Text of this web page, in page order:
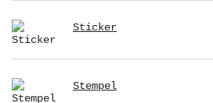
Sticker
Stempel